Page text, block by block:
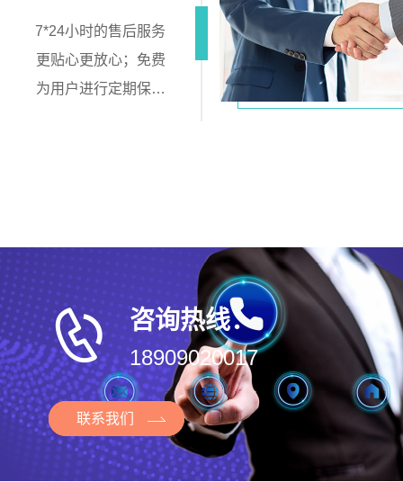
7*24小时的售后服务
更贴心更放心；免费
为用户进行定期保养
咨询热线：
18909020017
联系我们